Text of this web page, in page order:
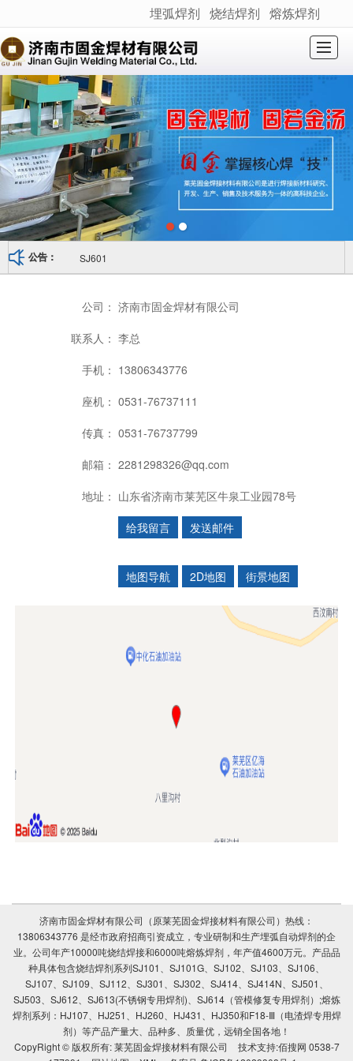
很遗憾，因您的浏览器版本过低导致无法获得最佳浏览体验，推荐下载安装谷歌浏览器！
埋弧焊剂 烧结焊剂 熔炼焊剂
网站首页 关于我们 产品展示
荣誉资质
产品检测 联系我们
公告： SJ601
公司： 济南市固金焊材有限公司
联系人： 李总
手机： 13806343776
座机： 0531-76737111
传真： 0531-76737799
邮箱： 2281298326@qq.com
地址： 山东省济南市莱芜区牛泉工业园78号
给我留言
发送邮件
地图导航 2D地图 街景地图
济南市固金焊材有限公司（原莱芜固金焊接材料有限公司）热线：
13806343776 是经市政府招商引资成立，专业研制和生产埋弧自动焊剂的企
业。公司年产10000吨烧结焊接和6000吨熔炼焊剂，年产值4600万元。产品品
种具体包含烧结焊剂系列SJ101、SJ101G、SJ102、SJ103、SJ106、
SJ107、SJ109、SJ112、SJ301、SJ302、SJ414、SJ414N、SJ501、
SJ503、SJ612、SJ613(不锈钢专用焊剂)、SJ614（管模修复专用焊剂）;熔炼
焊剂系列：HJ107、HJ251、HJ260、HJ431、HJ350和F18-Ⅲ（电渣焊专用焊
剂）等产品产量大、品种多、质量优，远销全国各地！
CopyRight © 版权所有:莱芜固金焊接材料有限公司 技术支持:佰搜网 0538-7